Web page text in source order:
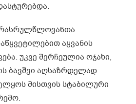
აყვანის
უკვე შერჩეულია ოჯახი,
ბავშვი აღსაზრდელად
მისთვის სტაბილური